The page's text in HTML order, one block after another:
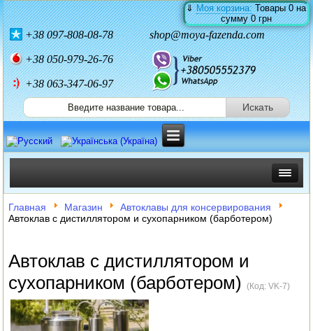
⇓Моя корзина:Товары0на
сумму0 грн
+38097-808-08-78 shop@moya-fazenda.com
+38050-979-26-76
+38 063-347-06-97
ИНКУБАТОРЫ
КОРМОРЕЗКИ
СОЛОМОРЕЗКИ
АВТОКЛАВЫ
Главная Магазин
Автоклавы для консервирования
Автоклав с дистиллятором и сухопарником (барботером)
Автоклав с дистиллятором и
сухопарником (барботером)(Код:VK-7)